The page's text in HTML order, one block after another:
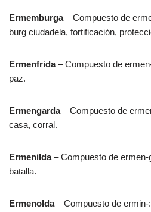
Ermemburga– Compuesto de
burg ciudadela, fortificación,
Ermenfrida– Compuesto de
paz.
Ermengarda– Compuesto de
casa, corral.
Ermenilda– Compuesto de ermen-
batalla.
Ermenolda– Compuesto de ermin-